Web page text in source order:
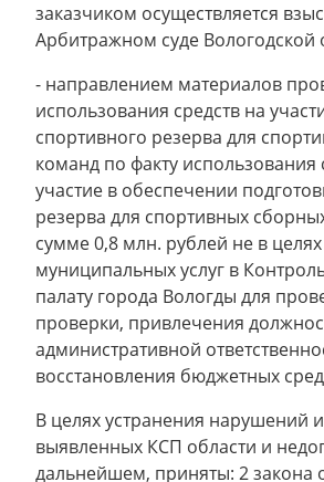
заказчиком осуществляется
Арбитражном суде Вологодской
- направлением материалов
использования средств на
спортивного резерва для
команд по факту использования
участие в обеспечении
резерва для спортивных
сумме 0,8 млн. рублей не в
муниципальных услуг в
палату города Вологды для
проверки, привлечения
административной
восстановления бюджетных
В целях устранения нарушений
выявленных КСП области и
дальнейшем, приняты: 2 закона